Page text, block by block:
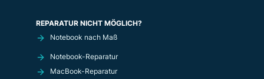
REPARATUR NICHT MÖGLICH?
Notebook nach Maß
Notebook-Reparatur
MacBook-Reparatur